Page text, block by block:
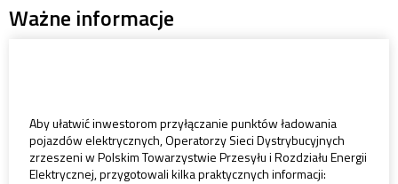
Ważne informacje
Aby ułatwić inwestorom przyłączanie punktów ładowania
pojazdów elektrycznych, Operatorzy Sieci Dystrybucyjnych
zrzeszeni w Polskim Towarzystwie Przesyłu i Rozdziału Energii
Elektrycznej, przygotowali kilka praktycznych informacji: